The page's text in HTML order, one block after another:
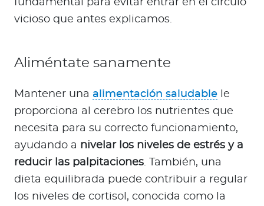
fundamental para evitar entrar en el círculo
vicioso que antes explicamos.
Aliméntate sanamente
Mantener una alimentación saludable le
proporciona al cerebro los nutrientes que
necesita para su correcto funcionamiento,
ayudando a nivelar los niveles de estrés y a
reducir las palpitaciones. También, una
dieta equilibrada puede contribuir a regular
los niveles de cortisol, conocida como la